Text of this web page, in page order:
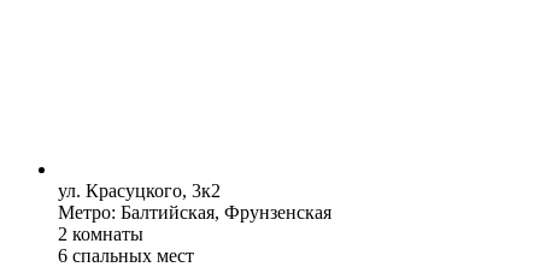
ул. Красуцкого, 3к2
Метро: Балтийская, Фрунзенская
2 комнаты
6 спальных мест